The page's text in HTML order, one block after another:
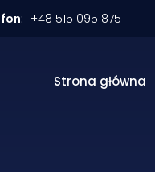
: +48 515 095 875
Strona główna